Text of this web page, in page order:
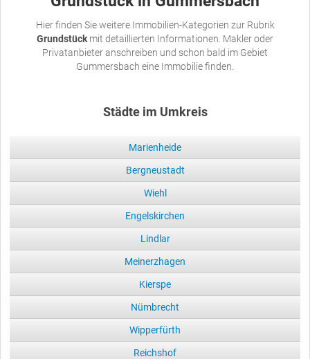
Hier finden Sie weitere Immobilien-Kategorien zur Rubrik
Grundstück mit detaillierten Informationen. Makler oder
Privatanbieter anschreiben und schon bald im Gebiet
Gummersbach eine Immobilie finden.
Städte im Umkreis
Marienheide
Bergneustadt
Wiehl
Engelskirchen
Lindlar
Meinerzhagen
Kierspe
Nümbrecht
Wipperfürth
Reichshof